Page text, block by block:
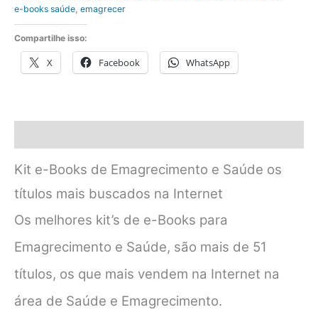
Emagrecimento
e
Saúde
quantidade
e-books saúde, emagrecer
Compartilhe isso:
X Facebook WhatsApp
Kit e-Books de Emagrecimento e Saúde os
títulos mais buscados na Internet
Os melhores kit’s de e-Books para
Emagrecimento e Saúde, são mais de 51
títulos, os que mais vendem na Internet na
área de Saúde e Emagrecimento.